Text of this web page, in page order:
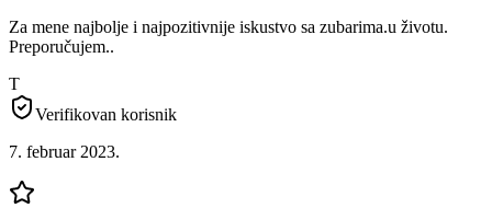
Za mene najbolje i najpozitivnije iskustvo sa zubarima.u životu.
Preporučujem..
T
Verifikovan korisnik
7. februar 2023.